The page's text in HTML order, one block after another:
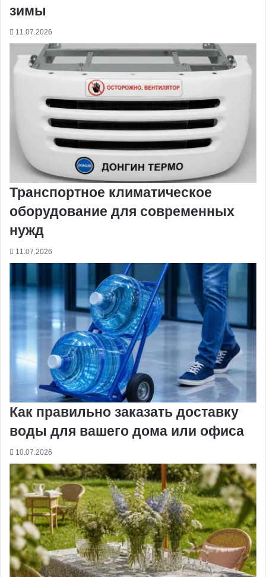
зимы
11.07.2026
Транспортное климатическое
оборудование для современных
нужд
11.07.2026
Как правильно заказать доставку
воды для вашего дома или офиса
10.07.2026